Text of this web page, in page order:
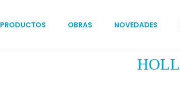
PRODUCTOS OBRAS NOVEDADES